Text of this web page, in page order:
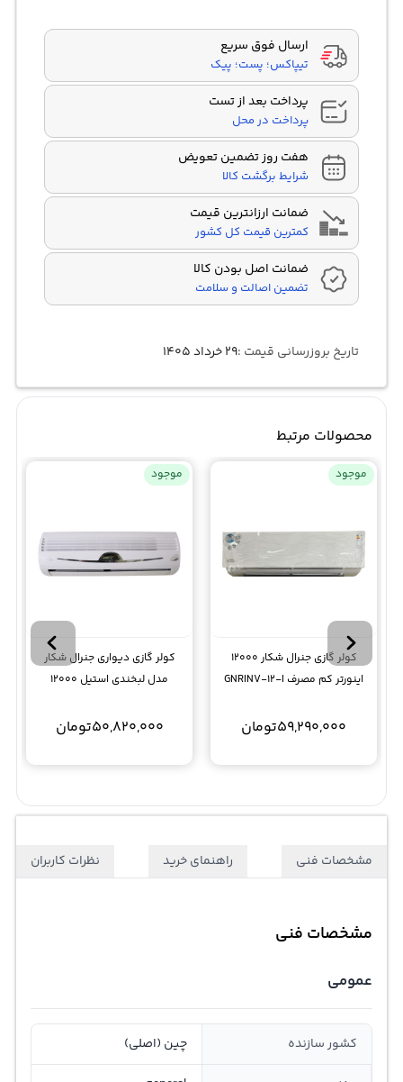
ارسال فوق سریع
تیپاکس؛ پست؛ پیک
پرداخت بعد از تست
پرداخت در محل
هفت روز تضمین تعویض
شرایط برگشت کالا
ضمانت ارزانترین قیمت
کمترین قیمت کل کشور
ضمانت اصل بودن کالا
تضمین اصالت و سلامت
تاریخ بروزرسانی قیمت :۲۹ خرداد ۱۴۰۵
محصولات مرتبط
موجود
کولر گازی جنرال شکار 12000
اینورتر کم مصرف GNRINV-12-I
59,290,000تومان
موجود
کولر گازی دیواری جنرال شکار
مدل لبخندی استیل 12000
50,820,000تومان
مشخصات فنی راهنمای خرید نظرات کاربران
مشخصات فنی
عمومی
کشور سازنده چین (اصلی)